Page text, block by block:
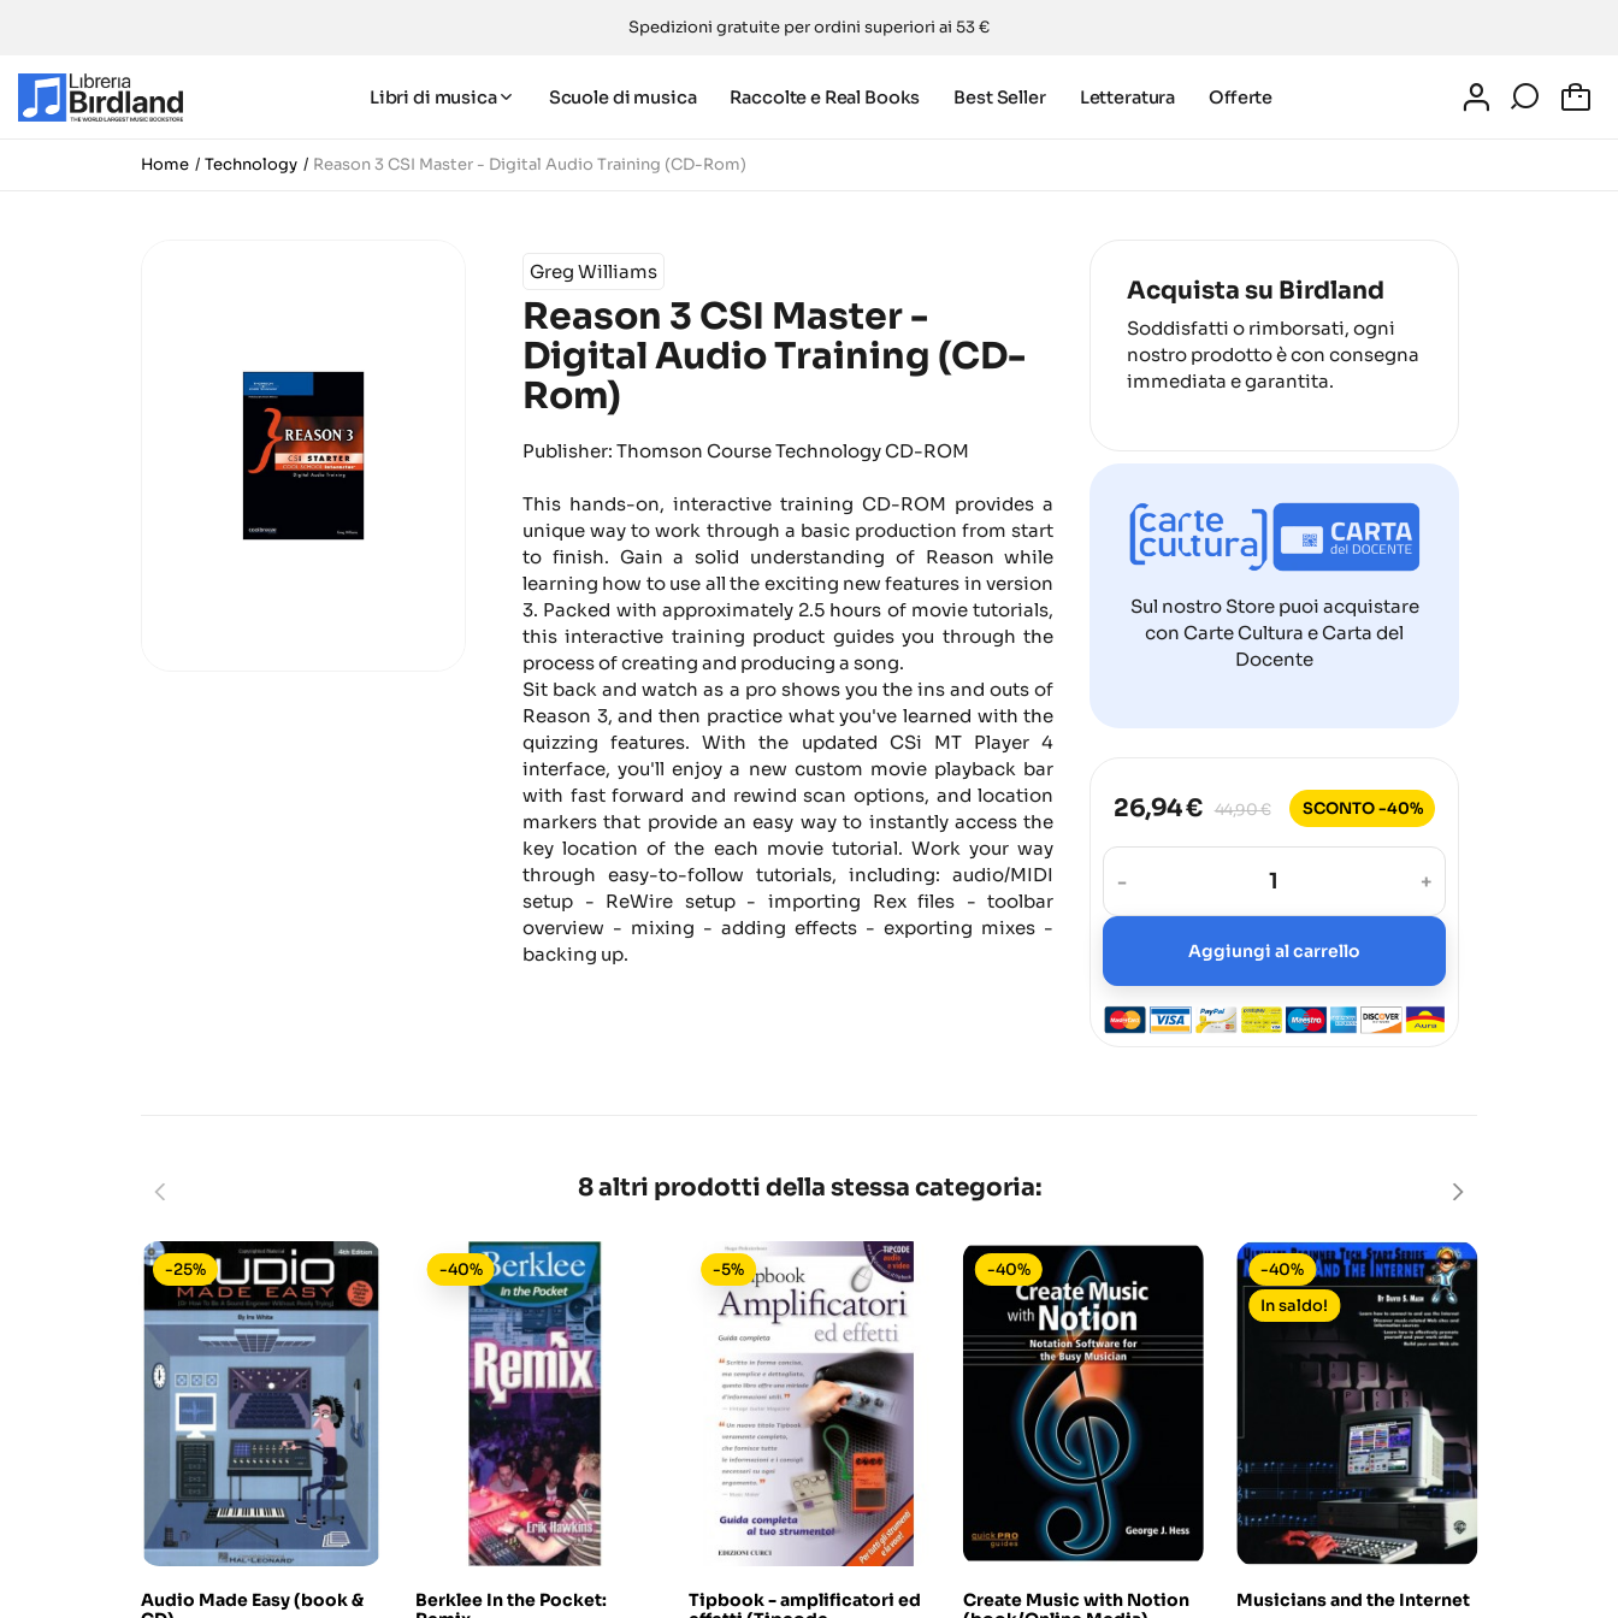
Spedizioni gratuite per ordini superiori ai 53 €
Libri di musica Scuole di musica Raccolte e Real Books Best Seller Letteratura Offerte
Home Technology Reason 3 CSI Master - Digital Audio Training (CD-Rom)
Greg Williams
Reason 3 CSI Master -
Digital Audio Training (CD-
Rom)
Publisher: Thomson Course Technology CD-ROM
This hands-on, interactive training CD-ROM provides a
unique way to work through a basic production from start
to finish. Gain a solid understanding of Reason while
learning how to use all the exciting new features in version
3. Packed with approximately 2.5 hours of movie tutorials,
this interactive training product guides you through the
process of creating and producing a song.
Sit back and watch as a pro shows you the ins and outs of
Reason 3, and then practice what you've learned with the
quizzing features. With the updated CSi MT Player 4
interface, you'll enjoy a new custom movie playback bar
with fast forward and rewind scan options, and location
markers that provide an easy way to instantly access the
key location of the each movie tutorial. Work your way
through easy-to-follow tutorials, including: audio/MIDI
setup - ReWire setup - importing Rex files - toolbar
overview - mixing - adding effects - exporting mixes -
backing up.
Acquista su Birdland
Soddisfatti o rimborsati, ogni
nostro prodotto è con consegna
immediata e garantita.
Sul nostro Store puoi acquistare
con Carte Cultura e Carta del
Docente
26,94 € 44,90 € SCONTO -40%
- +
Aggiungi al carrello
8 altri prodotti della stessa categoria:
Audio Made Easy (book &
-25%
Berklee In the Pocket:
-40%
Tipbook - amplificatori ed
-5%
Create Music with Notion
-40%
Musicians and the Internet
-40%
In saldo!